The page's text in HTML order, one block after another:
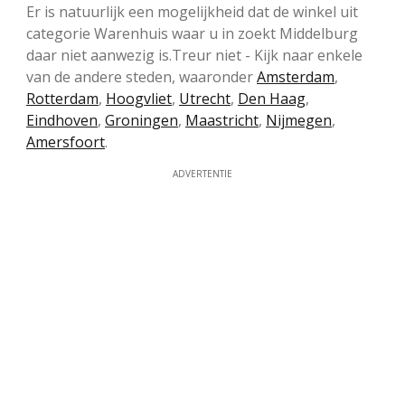
Er is natuurlijk een mogelijkheid dat de winkel uit
categorie Warenhuis waar u in zoekt Middelburg
daar niet aanwezig is.Treur niet - Kijk naar enkele
van de andere steden, waaronderAmsterdam,
Rotterdam, Hoogvliet, Utrecht, Den Haag,
Eindhoven, Groningen, Maastricht, Nijmegen,
Amersfoort.
ADVERTENTIE